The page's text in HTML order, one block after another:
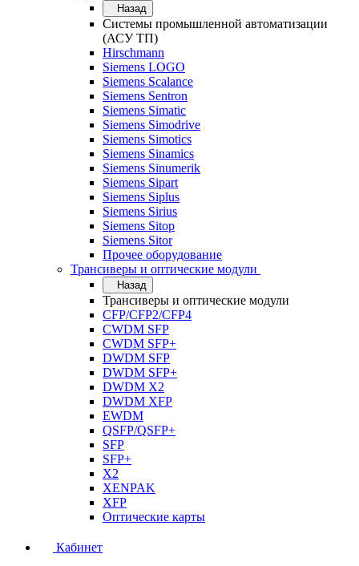
Назад
Системы промышленной автоматизации
(АСУ ТП)
Hirschmann
Siemens LOGO
Siemens Scalance
Siemens Sentron
Siemens Simatic
Siemens Simodrive
Siemens Simotics
Siemens Sinamics
Siemens Sinumerik
Siemens Sipart
Siemens Siplus
Siemens Sirius
Siemens Sitop
Siemens Sitor
Прочее оборудование
Трансиверы и оптические модули
Назад
Трансиверы и оптические модули
CFP/CFP2/CFP4
CWDM SFP
CWDM SFP+
DWDM SFP
DWDM SFP+
DWDM X2
DWDM XFP
EWDM
QSFP/QSFP+
SFP
SFP+
X2
XENPAK
XFP
Оптические карты
Кабинет